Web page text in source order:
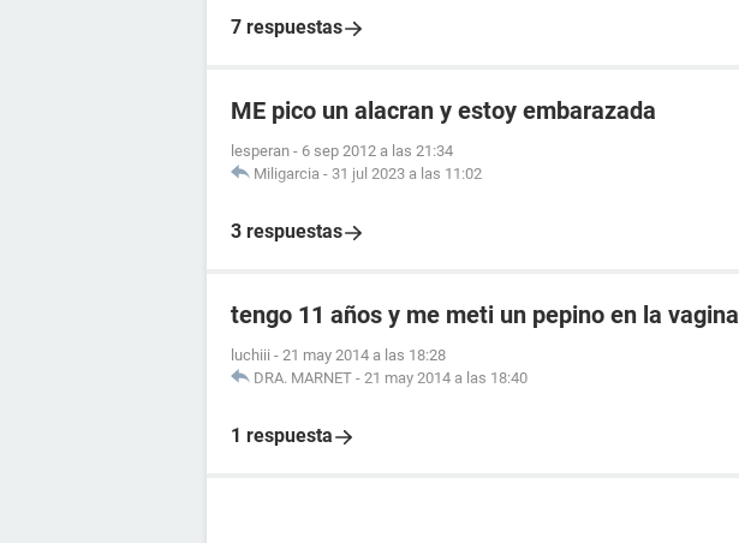
7 respuestas
ME pico un alacran y estoy embarazada
lesperan - 6 sep 2012 a las 21:34
Miligarcia - 31 jul 2023 a las 11:02
3 respuestas
tengo 11 años y me meti un pepino en la vagina
luchiii - 21 may 2014 a las 18:28
DRA. MARNET - 21 may 2014 a las 18:40
1 respuesta